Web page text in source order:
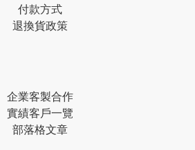
付款方式
退換貨政策
企業客製合作
實績客戶一覽
部落格文章